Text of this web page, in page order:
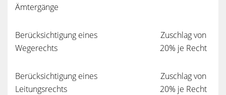
Ämtergänge
Berücksichtigung eines
Wegerechts
Zuschlag von
20% je Recht
Berücksichtigung eines
Leitungsrechts
Zuschlag von
20% je Recht